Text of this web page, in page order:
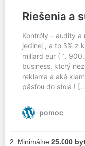
2. Minimálne 25.000